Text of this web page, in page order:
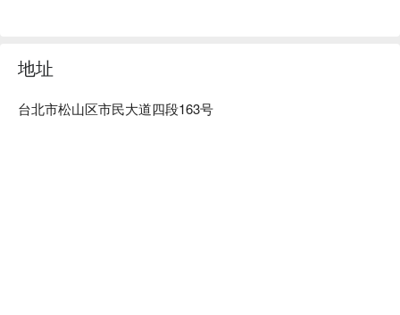
人均消费：$200-400 / 人
贴心服务：设有独立包厢、现场娱乐表演
地址
台北市松山区市民大道四段163号